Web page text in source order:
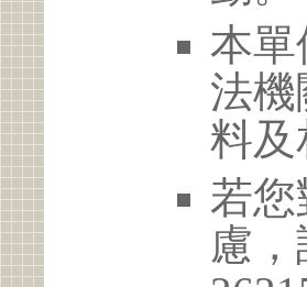
本單
法
料及
若您
慮